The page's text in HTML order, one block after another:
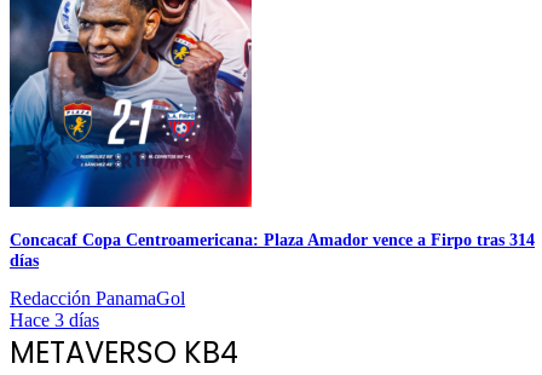
Concacaf Copa Centroamericana: Plaza Amador vence a Firpo tras 314
días
Redacción PanamaGol
Hace 3 días
METAVERSO KB4